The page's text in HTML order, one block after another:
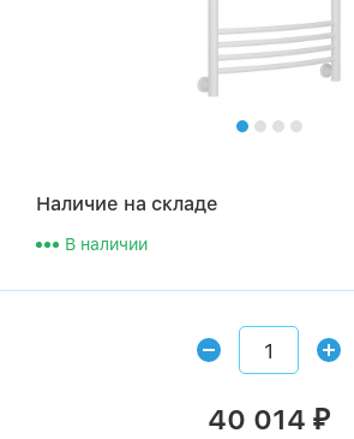
Наличие на складе
В наличии
40 014 ₽